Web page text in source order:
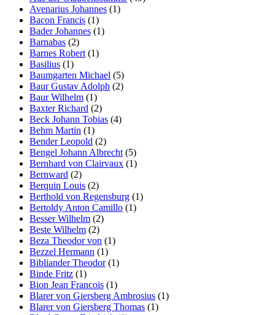
Avenarius Johannes (1)
Bacon Francis (1)
Bader Johannes (1)
Barnabas (2)
Barnes Robert (1)
Basilius (1)
Baumgarten Michael (5)
Baur Gustav Adolph (2)
Baur Wilhelm (1)
Baxter Richard (2)
Beck Johann Tobias (4)
Behm Martin (1)
Bender Leopold (2)
Bengel Johann Albrecht (5)
Bernhard von Clairvaux (1)
Bernward (2)
Berquin Louis (2)
Berthold von Regensburg (1)
Bertoldy Anton Camillo (1)
Besser Wilhelm (2)
Beste Wilhelm (2)
Beza Theodor von (1)
Bezzel Hermann (1)
Bibliander Theodor(1)
Binde Fritz (1)
Bion Jean Francois (1)
Blarer von Giersberg Ambrosius (1)
Blarer von Giersberg Thomas (1)